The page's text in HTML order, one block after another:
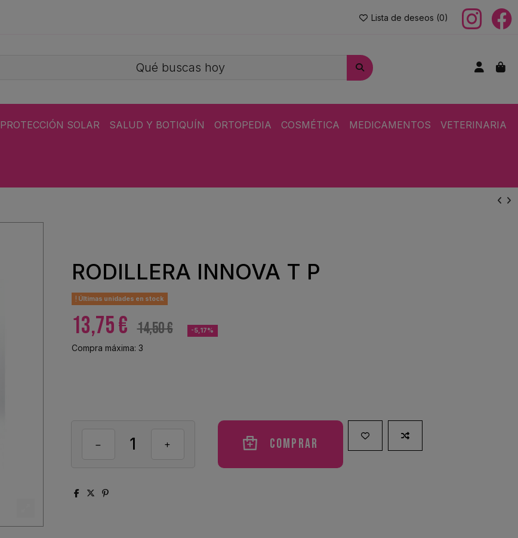
Lista de deseos (0)
PROTECCIÓN SOLAR SALUD Y BOTIQUÍN ORTOPEDIA COSMÉTICA MEDICAMENTOS VETERINARIA
RODILLERA INNOVA T P
Últimas unidades en stock
13,75 € 14,50 € -5,17%
Compra máxima: 3
Comprar